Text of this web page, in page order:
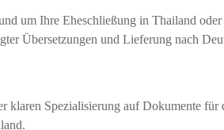
um Ihre Eheschließung in Thailand
Übersetzungen und Lieferung nach
klaren Spezialisierung auf Dokumente